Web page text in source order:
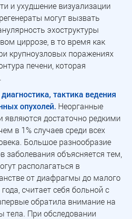
и ухудшение визуализации
могут вызвать
эхоструктуры
циррозе, в то время как
крупноузловых поражениях
печени, которая
тактика ведения
опухолей. Неорганные
достаточно редкими
в 1% случаев среди всех
Большое разнообразие
заболевания объясняется тем,
располагаться в
от диафрагмы до малого
считает себя больной с
обратила внимание на
тела. При обследовании